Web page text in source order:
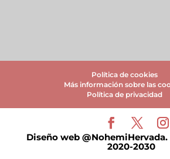
Política de cookies
Más información sobre las
Política de privacidad
Diseño web
2020-2030